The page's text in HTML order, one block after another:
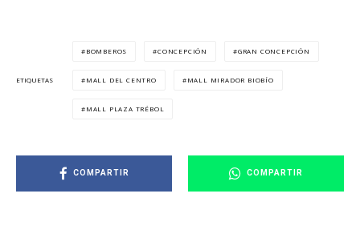
ETIQUETAS
BOMBEROS CONCEPCIÓN GRAN CONCEPCIÓN
MALL DEL CENTRO MALL MIRADOR BIOBÍO
MALL PLAZA TRÉBOL
COMPARTIR COMPARTIR